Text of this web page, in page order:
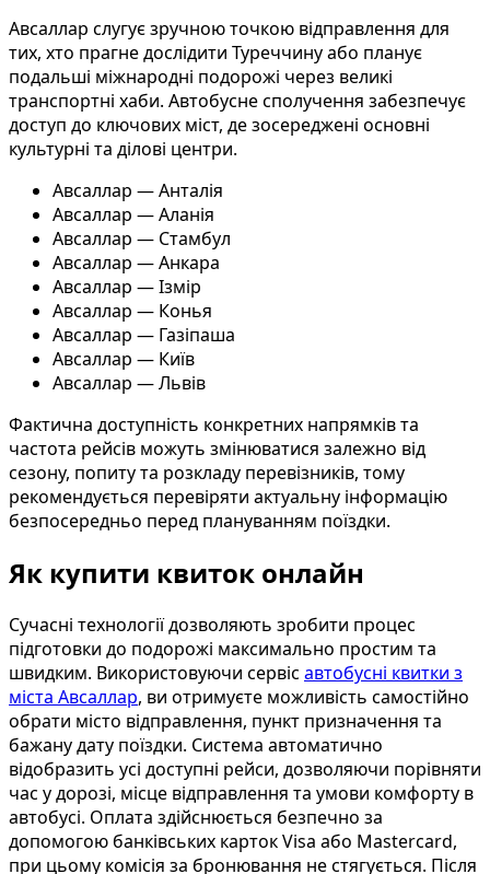
Авсаллар слугує зручною точкою відправлення для
тих, хто прагне дослідити Туреччину або планує
подальші міжнародні подорожі через великі
транспортні хаби. Автобусне сполучення забезпечує
доступ до ключових міст, де зосереджені основні
культурні та ділові центри.
Авсаллар — Анталія
Авсаллар — Аланія
Авсаллар — Стамбул
Авсаллар — Анкара
Авсаллар — Ізмір
Авсаллар — Конья
Авсаллар — Газіпаша
Авсаллар — Київ
Авсаллар — Львів
Фактична доступність конкретних напрямків та
частота рейсів можуть змінюватися залежно від
сезону, попиту та розкладу перевізників, тому
рекомендується перевіряти актуальну інформацію
безпосередньо перед плануванням поїздки.
Як купити квиток онлайн
Сучасні технології дозволяють зробити процес
підготовки до подорожі максимально простим та
швидким. Використовуючи сервіс автобусні квитки з
міста Авсаллар, ви отримуєте можливість самостійно
обрати місто відправлення, пункт призначення та
бажану дату поїздки. Система автоматично
відобразить усі доступні рейси, дозволяючи порівняти
час у дорозі, місце відправлення та умови комфорту в
автобусі. Оплата здійснюється безпечно за
допомогою банківських карток Visa або Mastercard,
при цьому комісія за бронювання не стягується. Після